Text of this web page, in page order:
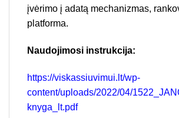
įvėrimo į adatą mechanizmas,
platforma.
Naudojimosi instrukcija:
https://viskassiuvimui.lt/wp-
content/uploads/2022/04/
knyga_lt.pdf